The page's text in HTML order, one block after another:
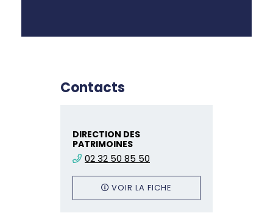
Contacts
DIRECTION DES
PATRIMOINES
02 32 50 85 50
VOIR LA FICHE